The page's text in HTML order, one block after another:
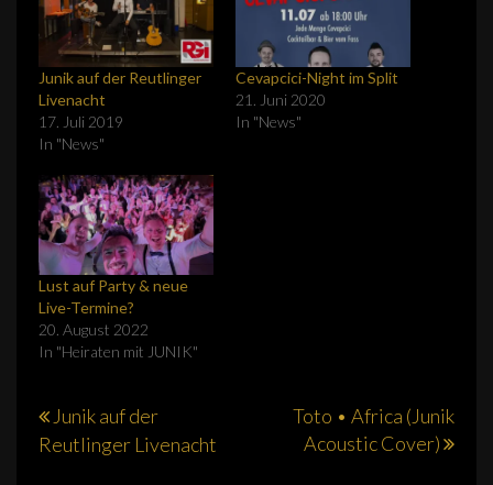
Junik auf der Reutlinger
Livenacht
17. Juli 2019
In "News"
Cevapcici-Night im Split
21. Juni 2020
In "News"
Lust auf Party & neue
Live-Termine?
20. August 2022
In "Heiraten mit JUNIK"
Beitragsnavigation
Junik auf der
Reutlinger Livenacht
Toto • Africa (Junik
Acoustic Cover)